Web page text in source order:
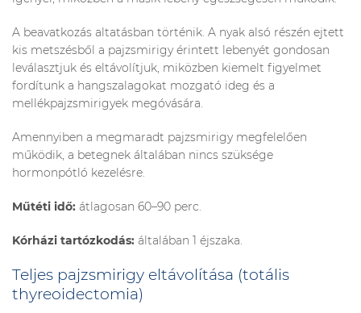
A beavatkozás altatásban történik. A nyak alsó részén ejtett
kis metszésből a pajzsmirigy érintett lebenyét gondosan
leválasztjuk és eltávolítjuk, miközben kiemelt figyelmet
fordítunk a hangszalagokat mozgató ideg és a
mellékpajzsmirigyek megóvására.
Amennyiben a megmaradt pajzsmirigy megfelelően
működik, a betegnek általában nincs szüksége
hormonpótló kezelésre.
Műtéti idő: átlagosan 60–90 perc.
Kórházi tartózkodás: általában 1 éjszaka.
Teljes pajzsmirigy eltávolítása (totális
thyreoidectomia)